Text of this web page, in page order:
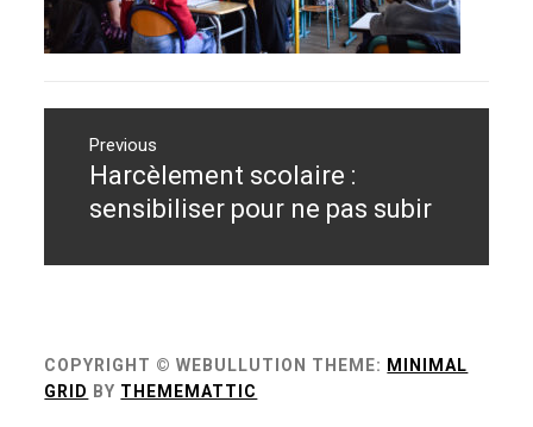
Navigation
l’article
Previous
Previous
post:
Harcèlement scolaire :
sensibiliser pour ne pas subir
COPYRIGHT © WEBULLUTION THEME: MINIMAL
GRID BY THEMEMATTIC